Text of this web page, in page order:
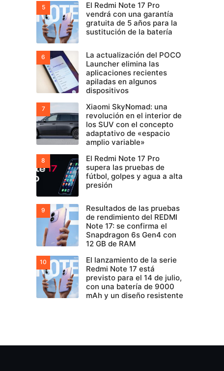
El Redmi Note 17 Pro
vendrá con una garantía
gratuita de 5 años para la
sustitución de la batería
La actualización del POCO
Launcher elimina las
aplicaciones recientes
apiladas en algunos
dispositivos
Xiaomi SkyNomad: una
revolución en el interior de
los SUV con el concepto
adaptativo de «espacio
amplio variable»
El Redmi Note 17 Pro
supera las pruebas de
fútbol, golpes y agua a alta
presión
Resultados de las pruebas
de rendimiento del REDMI
Note 17: se confirma el
Snapdragon 6s Gen4 con
12 GB de RAM
El lanzamiento de la serie
Redmi Note 17 está
previsto para el 14 de julio,
con una batería de 9000
mAh y un diseño resistente